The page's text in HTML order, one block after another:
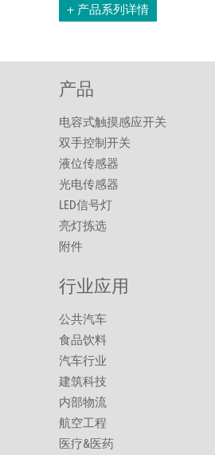
+ 产品系列详情
产品
电容式触摸感应开关
双手控制开关
液位传感器
光电传感器
LED信号灯
亮灯拣选
附件
行业应用
公共汽车
食品饮料
汽车行业
建筑科技
内部物流
航空工程
医疗&医药